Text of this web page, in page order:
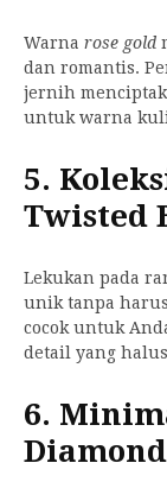
Warna rose gold
dan romantis.
jernih
untuk warna
5.
Twisted
Lekukan pada
unik tanpa
cocok untuk
detail yang
6.
Diamond